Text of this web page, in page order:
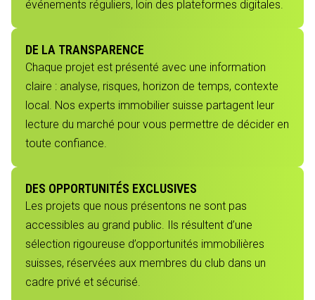
événements réguliers, loin des plateformes digitales.
DE LA TRANSPARENCE
Chaque projet est présenté avec une information
claire : analyse, risques, horizon de temps, contexte
local. Nos experts immobilier suisse partagent leur
lecture du marché pour vous permettre de décider en
toute confiance.
DES OPPORTUNITÉS EXCLUSIVES
Les projets que nous présentons ne sont pas
accessibles au grand public. Ils résultent d’une
sélection rigoureuse d’opportunités immobilières
suisses, réservées aux membres du club dans un
cadre privé et sécurisé.